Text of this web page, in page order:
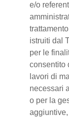
e/o
istruiti dal
per le
consentito
lavori di
necessari
o per la